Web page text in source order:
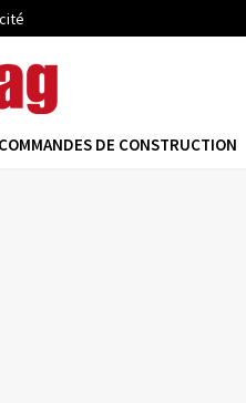
COMMANDES DE CONSTRUCTION